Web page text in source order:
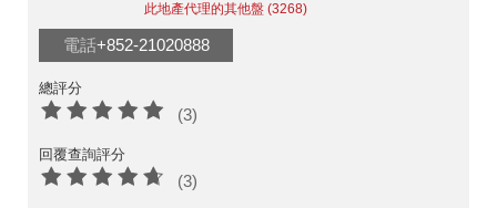
此地產代理的其他盤 (3268)
電話+852-21020888
總評分
(3)
回覆查詢評分
(3)